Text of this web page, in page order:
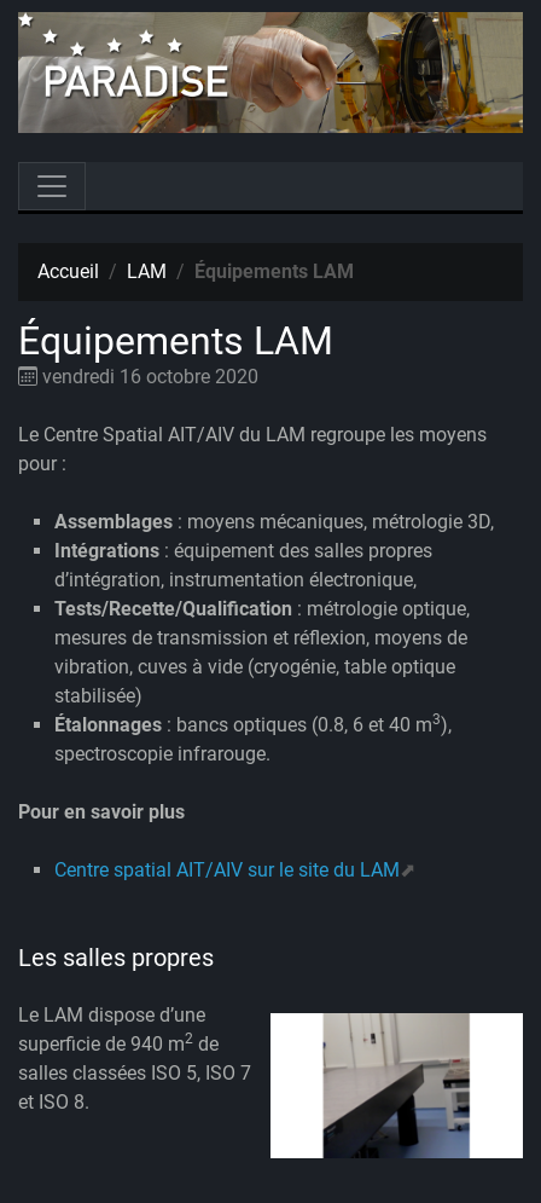
Accueil LAM Équipements LAM
Équipements LAM
vendredi 16 octobre 2020
Le Centre Spatial AIT/AIV du LAM regroupe les moyens
pour :
Assemblages : moyens mécaniques, métrologie 3D,
Intégrations : équipement des salles propres
d’intégration, instrumentation électronique,
Tests/Recette/Qualification : métrologie optique,
mesures de transmission et réflexion, moyens de
vibration, cuves à vide (cryogénie, table optique
stabilisée)
Étalonnages : bancs optiques (0.8, 6 et 40 m3),
spectroscopie infrarouge.
Pour en savoir plus
Centre spatial AIT/AIV sur le site du LAM
Les salles propres
Le LAM dispose d’une
superficie de 940 m2 de
salles classées ISO 5, ISO 7
et ISO 8.